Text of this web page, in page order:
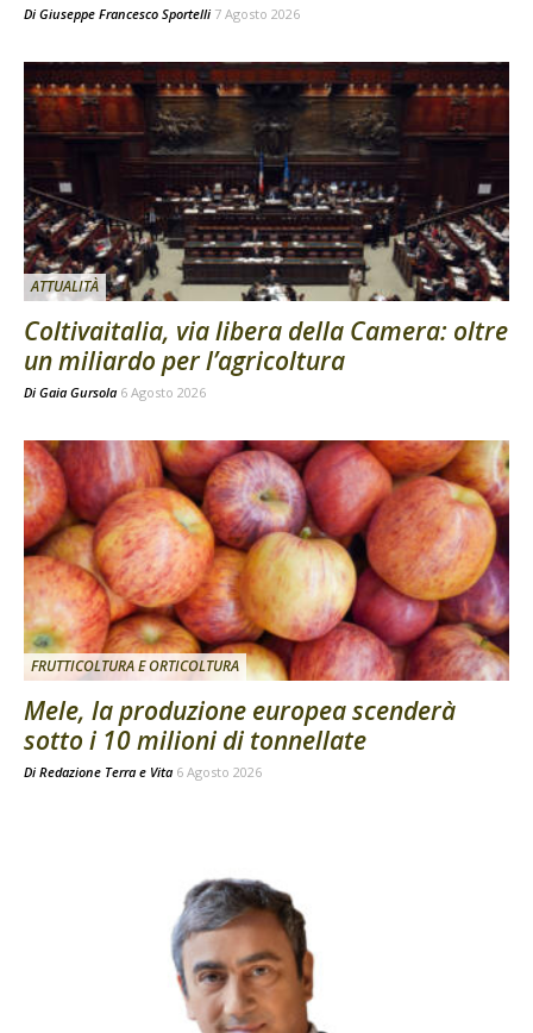
Di Giuseppe Francesco Sportelli 7 Agosto 2026
ATTUALITÀ
Coltivaitalia, via libera della Camera: oltre
un miliardo per l’agricoltura
Di Gaia Gursola 6 Agosto 2026
FRUTTICOLTURA E ORTICOLTURA
Mele, la produzione europea scenderà
sotto i 10 milioni di tonnellate
Di Redazione Terra e Vita 6 Agosto 2026